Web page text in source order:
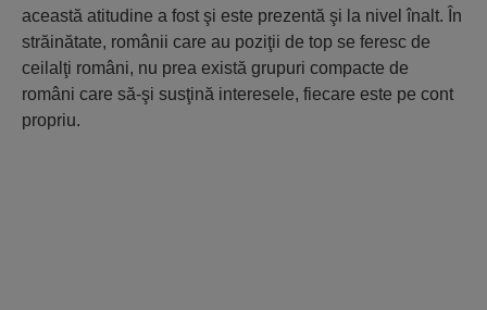
această atitudine a fost şi este prezentă şi la nivel înalt. În
străinătate, românii care au poziţii de top se feresc de
ceilalţi români, nu prea există grupuri compacte de
români care să-şi susţină interesele, fiecare este pe cont
propriu.